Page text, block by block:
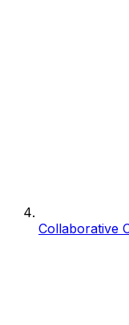
Collaborative